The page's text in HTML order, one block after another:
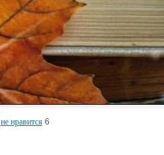
не нравится 6